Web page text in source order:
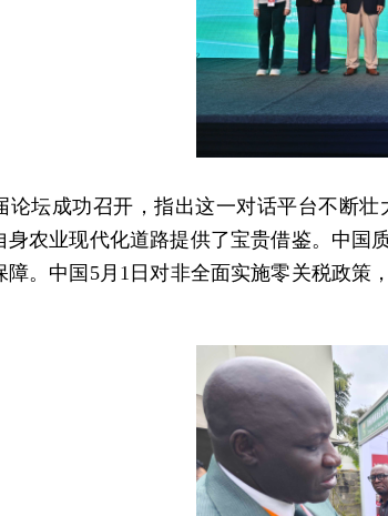
论坛成功召开，指出这一对话平台不断
农业现代化道路提供了宝贵借鉴。中国
障。中国5月1日对非全面实施零关税政